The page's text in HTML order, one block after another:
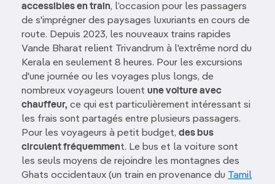
accessibles en train, l’occasion pour les passagers
de s'imprégner des paysages luxuriants en cours de
route. Depuis 2023, les nouveaux trains rapides
Vande Bharat relient Trivandrum à l'extrême nord du
Kerala en seulement 8 heures. Pour les excursions
d'une journée ou les voyages plus longs, de
nombreux voyageurs louent une voiture avec
chauffeur, ce qui est particulièrement intéressant si
les frais sont partagés entre plusieurs passagers.
Pour les voyageurs à petit budget, des bus
circulent fréquemment. Le bus et la voiture sont
les seuls moyens de rejoindre les montagnes des
Ghats occidentaux (un train en provenance du Tamil